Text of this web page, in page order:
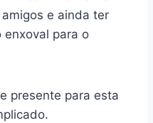
e ainda ter
enxoval para o
presente para esta